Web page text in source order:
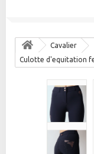
Cavalier
Culotte d'equitation